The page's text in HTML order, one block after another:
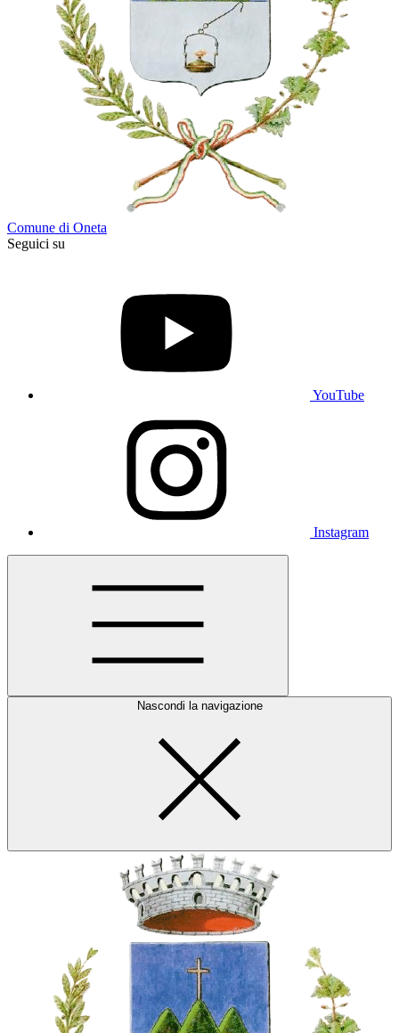
Comune di Oneta
Seguici su
YouTube
Instagram
Nascondi la navigazione